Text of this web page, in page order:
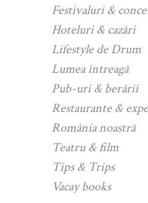
Festivaluri &
Hoteluri & cazări
Lifestyle de Drum
Lumea întreagă
Pub-uri & berării
Restaurante &
România noastră
Teatru & film
Tips & Trips
Vacay books